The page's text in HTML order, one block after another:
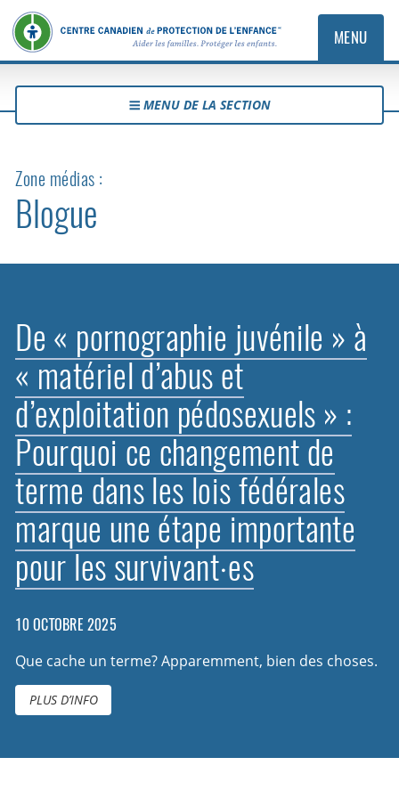
MENU
MENU DE LA SECTION
Zone médias :
Blogue
De « pornographie juvénile » à
« matériel d’abus et
d’exploitation pédosexuels » :
Pourquoi ce changement de
terme dans les lois fédérales
marque une étape importante
pour les survivant·es
10 OCTOBRE 2025
Que cache un terme? Apparemment, bien des choses.
PLUS D’INFO